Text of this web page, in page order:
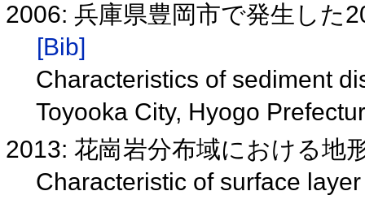
2006: 兵庫県豊岡市で発生した
[Bib]
Characteristics of sediment
Toyooka City, Hyogo
2013: 花崗岩分布域における地
Characteristic of surface